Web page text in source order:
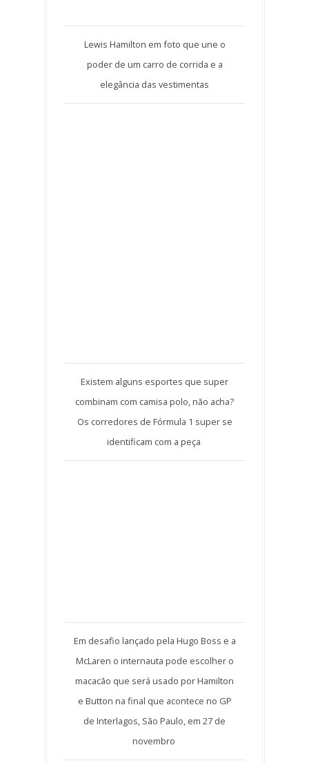
Lewis Hamilton em foto que une o
poder de um carro de corrida e a
elegância das vestimentas
Existem alguns esportes que super
combinam com camisa polo, não acha?
Os corredores de Fórmula 1 super se
identificam com a peça
Em desafio lançado pela Hugo Boss e a
McLaren o internauta pode escolher o
macacão que será usado por Hamilton
e Button na final que acontece no GP
de Interlagos, São Paulo, em 27 de
novembro